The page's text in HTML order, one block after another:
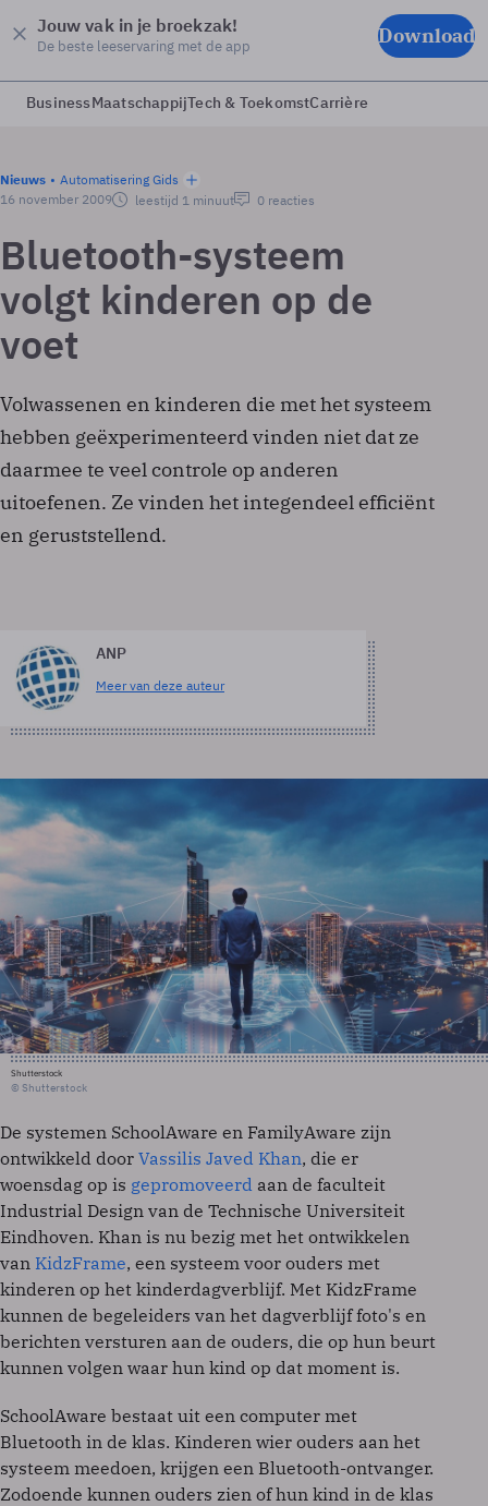
Jouw vak in je broekzak!
De beste leeservaring met de app Download
BusinessMaatschappijTech & ToekomstCarrière
Nieuws
Automatisering Gids
16 november 2009
leestijd 1 minuut 0 reacties
Bluetooth-systeem
volgt kinderen op de
voet
Volwassenen en kinderen die met het systeem
hebben geëxperimenteerd vinden niet dat ze
daarmee te veel controle op anderen
uitoefenen. Ze vinden het integendeel efficiënt
en geruststellend.
ANP
Meer van deze auteur
Shutterstock
© Shutterstock
De systemen SchoolAware en FamilyAware zijn
ontwikkeld door Vassilis Javed Khan, die er
woensdag op is gepromoveerd aan de faculteit
Industrial Design van de Technische Universiteit
Eindhoven. Khan is nu bezig met het ontwikkelen
van KidzFrame, een systeem voor ouders met
kinderen op het kinderdagverblijf. Met KidzFrame
kunnen de begeleiders van het dagverblijf foto's en
berichten versturen aan de ouders, die op hun beurt
kunnen volgen waar hun kind op dat moment is.
SchoolAware bestaat uit een computer met
Bluetooth in de klas. Kinderen wier ouders aan het
systeem meedoen, krijgen een Bluetooth-ontvanger.
Zodoende kunnen ouders zien of hun kind in de klas